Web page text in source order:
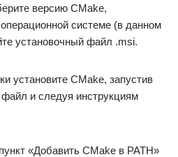
версию CMake,
системе (в данном
установочный файл .msi.
установите CMake, запустив
и следуя инструкциям
«Добавить CMake в PATH»